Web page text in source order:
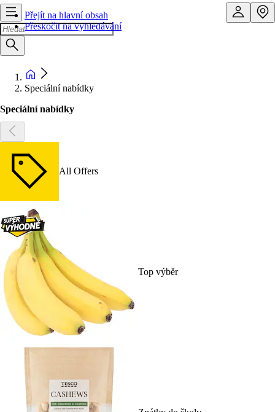
Přejít na hlavní obsah
Přeskočit na vyhledávání
Speciální nabídky
Speciální nabídky
All Offers
Top výběr